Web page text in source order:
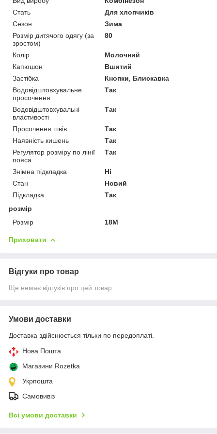
Стать
Для хлопчиків
Сезон
Зима
Розмір дитячого одягу (за
зростом)
80
Колір
Молочний
Капюшон
Вшитий
Застібка
Кнопки, Блискавка
Водовідштовхувальне
просочення
Так
Водовідштовхувальні
властивості
Так
Просочення швів
Так
Наявність кишень
Так
Регулятор розміру по лінії
пояса
Так
Знімна підкладка
Ні
Стан
Новий
Підкладка
Так
розмір
Розмір
18М
Приховати
Відгуки про товар
Ще немає відгуків про цей товар
Умови доставки
Доставка здійснюється тільки по передоплаті.
Нова Пошта
Магазини Rozetka
Укрпошта
Самовивіз
Всі умови доставки